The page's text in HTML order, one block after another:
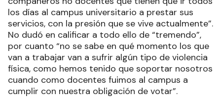
los días al campus universitario a prestar sus
servicios, con la presión que se vive actualmente”.
No dudó en calificar a todo ello de “tremendo”,
por cuanto “no se sabe en qué momento los que
van a trabajar van a sufrir algún tipo de violencia
física, como hemos tenido que soportar nosotros
cuando como docentes fuimos al campus a
cumplir con nuestra obligación de votar”.